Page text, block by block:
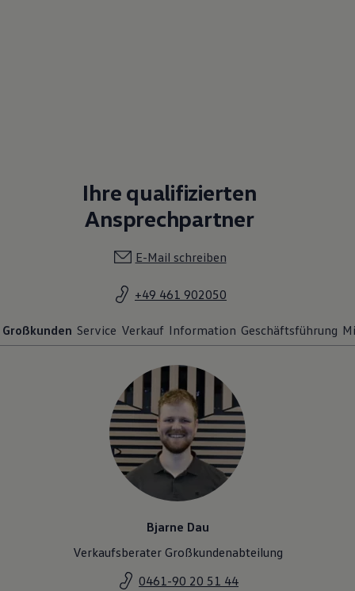
Ihre qualifizierten
Ansprechpartner
E-Mail schreiben
+49 461 902050
Großkunden Service Verkauf Information Geschäftsführung
Bjarne Dau
Verkaufsberater Großkundenabteilung
0461-90 20 51 44